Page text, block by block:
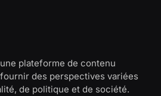
plateforme de contenu
des perspectives variées
de politique et de société.